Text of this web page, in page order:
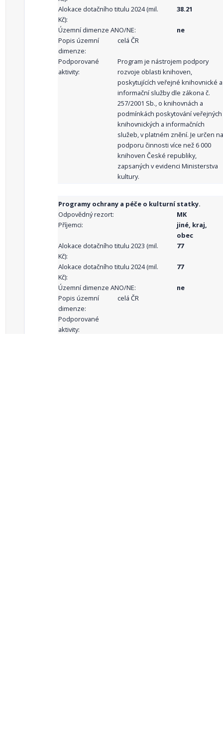
Alokace dotačního titulu 2024 (mil.
Kč):
38.21
Územní dimenze ANO/NE:
ne
Popis územní
dimenze:
celá ČR
Podporované
aktivity:
Program je nástrojem podpory
rozvoje oblasti knihoven,
poskytujících veřejné knihovnické a
informační služby dle zákona č.
257/2001 Sb., o knihovnách a
podmínkách poskytování veřejných
knihovnických a informačních
služeb, v platném znění. Je určen na
podporu činnosti více než 6 000
knihoven České republiky,
zapsaných v evidenci Ministerstva
kultury.
Programy ochrany a péče o kulturní statky.
Odpovědný rezort:
MK
Příjemci:
jiné, kraj,
obec
Alokace dotačního titulu 2023 (mil.
Kč):
77
Alokace dotačního titulu 2024 (mil.
Kč):
77
Územní dimenze ANO/NE:
ne
Popis územní
dimenze:
celá ČR
Podporované
aktivity: